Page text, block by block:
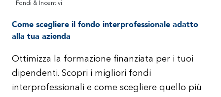
Fondi & Incentivi
Come scegliere il fondo interprofessionale adatto
alla tua azienda
Ottimizza la formazione finanziata per i tuoi
dipendenti. Scopri i migliori fondi
interprofessionali e come scegliere quello più